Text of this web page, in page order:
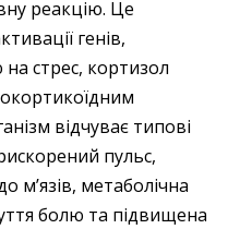
реакцію. Це
генів,
на стрес, кортизол
відчуває типові
пульс,
м’язів, метаболічна
болю та підвищена